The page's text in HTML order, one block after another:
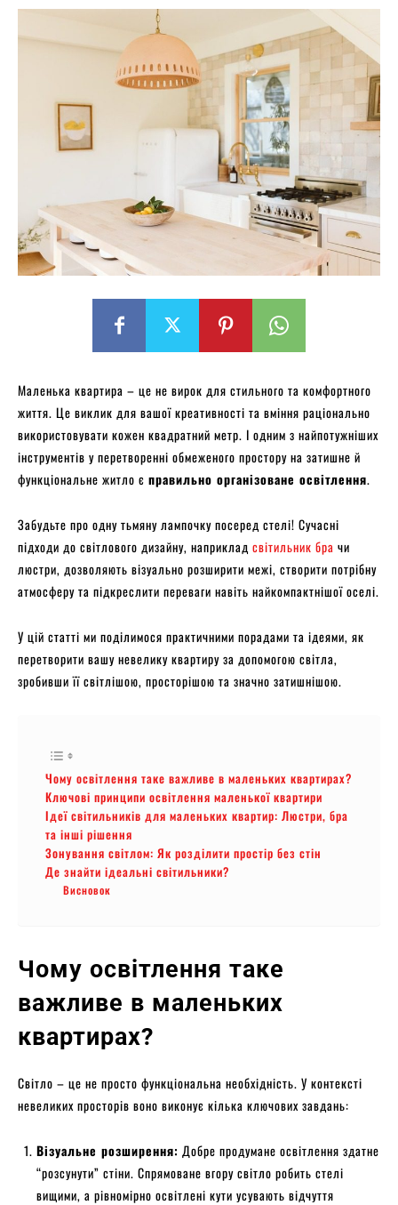
Маленька квартира – це не вирок для стильного та комфортного
життя. Це виклик для вашої креативності та вміння раціонально
використовувати кожен квадратний метр. І одним з найпотужніших
інструментів у перетворенні обмеженого простору на затишне й
функціональне житло є правильно організоване освітлення.
Забудьте про одну тьмяну лампочку посеред стелі! Сучасні
підходи до світлового дизайну, наприклад світильник бра чи
люстри, дозволяють візуально розширити межі, створити потрібну
атмосферу та підкреслити переваги навіть найкомпактнішої оселі.
У цій статті ми поділимося практичними порадами та ідеями, як
перетворити вашу невелику квартиру за допомогою світла,
зробивши її світлішою, просторішою та значно затишнішою.
Чому освітлення таке важливе в маленьких квартирах?
Ключові принципи освітлення маленької квартири
Ідеї світильників для маленьких квартир: Люстри, бра
та інші рішення
Зонування світлом: Як розділити простір без стін
Де знайти ідеальні світильники?
Висновок
Чому освітлення таке
важливе в маленьких
квартирах?
Світло – це не просто функціональна необхідність. У контексті
невеликих просторів воно виконує кілька ключових завдань:
Візуальне розширення: Добре продумане освітлення здатне
“розсунути” стіни. Спрямоване вгору світло робить стелі
вищими, а рівномірно освітлені кути усувають відчуття